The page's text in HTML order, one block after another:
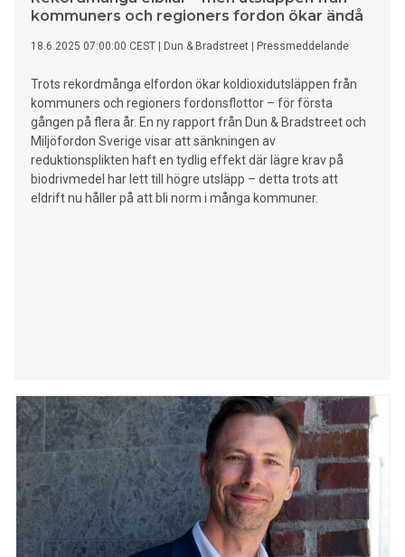
om byggnaders energiprestanda, EPBD.
kommuners och regioners fordon ökar ändå
18.6.2025 07:00:00 CEST Dun & Bradstreet Pressmeddelande
Trots rekordmånga elfordon ökar koldioxidutsläppen från
kommuners och regioners fordonsflottor – för första
gången på flera år. En ny rapport från Dun & Bradstreet och
Miljöfordon Sverige visar att sänkningen av
reduktionsplikten haft en tydlig effekt där lägre krav på
biodrivmedel har lett till högre utsläpp – detta trots att
eldrift nu håller på att bli norm i många kommuner.